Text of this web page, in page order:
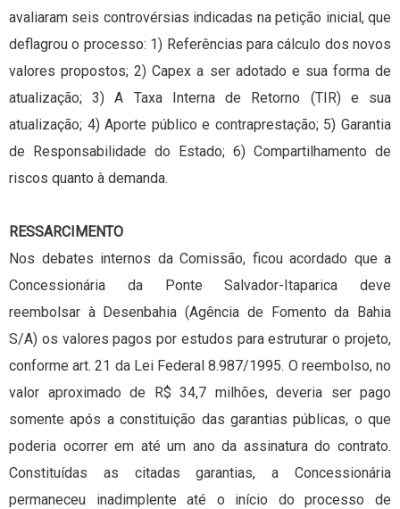
avaliaram seis controvérsias indicadas na petição inicial, que
deflagrou o processo: 1) Referências para cálculo dos novos
valores propostos; 2) Capex a ser adotado e sua forma de
atualização; 3) A Taxa Interna de Retorno (TIR) e sua
atualização; 4) Aporte público e contraprestação; 5) Garantia
de Responsabilidade do Estado; 6) Compartilhamento de
riscos quanto à demanda.
RESSARCIMENTO
Nos debates internos da Comissão, ficou acordado que a
Concessionária da Ponte Salvador-Itaparica deve
reembolsar à Desenbahia (Agência de Fomento da Bahia
S/A) os valores pagos por estudos para estruturar o projeto,
conforme art. 21 da Lei Federal 8.987/1995. O reembolso, no
valor aproximado de R$ 34,7 milhões, deveria ser pago
somente após a constituição das garantias públicas, o que
poderia ocorrer em até um ano da assinatura do contrato.
Constituídas as citadas garantias, a Concessionária
permaneceu inadimplente até o início do processo de